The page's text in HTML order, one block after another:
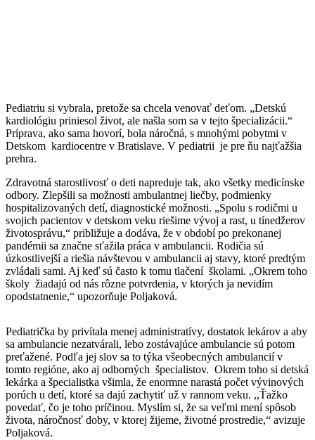
Pediatriu si vybrala, pretože sa chcela venovať deťom. „Detskú
kardiológiu priniesol život, ale našla som sa v tejto špecializácii.“
Príprava, ako sama hovorí, bola náročná, s mnohými pobytmi v
Detskom kardiocentre v Bratislave. V pediatrii je pre ňu najťažšia
prehra.
Zdravotná starostlivosť o deti napreduje tak, ako všetky medicínske
odbory. Zlepšili sa možnosti ambulantnej liečby, podmienky
hospitalizovaných detí, diagnostické možnosti. „Spolu s rodičmi u
svojich pacientov v detskom veku riešime vývoj a rast, u tínedžerov
životosprávu,“ približuje a dodáva, že v období po prekonanej
pandémii sa značne sťažila práca v ambulancii. Rodičia sú
úzkostlivejší a riešia návštevou v ambulancii aj stavy, ktoré predtým
zvládali sami. Aj keď sú často k tomu tlačení školami. „Okrem toho
školy žiadajú od nás rôzne potvrdenia, v ktorých ja nevidím
opodstatnenie,“ upozorňuje Poljaková.
Pediatrička by privítala menej administratívy, dostatok lekárov a aby
sa ambulancie nezatvárali, lebo zostávajúce ambulancie sú potom
preťažené. Podľa jej slov sa to týka všeobecných ambulancií v
tomto regióne, ako aj odborných špecialistov. Okrem toho si detská
lekárka a špecialistka všimla, že enormne narastá počet vývinových
porúch u detí, ktoré sa dajú zachytiť už v rannom veku. ,,Ťažko
povedať, čo je toho príčinou. Myslím si, že sa veľmi mení spôsob
života, náročnosť doby, v ktorej žijeme, životné prostredie,“ avizuje
Poljaková.